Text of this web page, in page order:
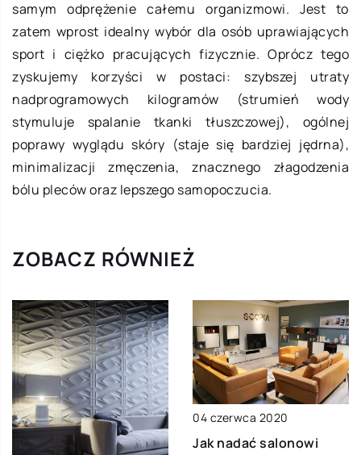
samym odprężenie całemu organizmowi. Jest to
zatem wprost idealny wybór dla osób uprawiających
sport i ciężko pracujących fizycznie. Oprócz tego
zyskujemy korzyści w postaci: szybszej utraty
nadprogramowych kilogramów (strumień wody
stymuluje spalanie tkanki tłuszczowej), ogólnej
poprawy wyglądu skóry (staje się bardziej jędrna),
minimalizacji zmęczenia, znacznego złagodzenia
bólu pleców oraz lepszego samopoczucia.
ZOBACZ RÓWNIEŻ
04 czerwca 2020
Jak nadać salonowi